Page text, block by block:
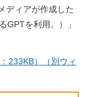
ディアが作成した
GPTを利用。）」
233KB）（別ウィ